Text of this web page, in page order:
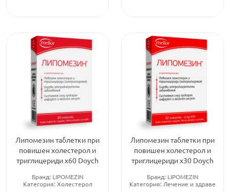
Липомезин таблетки при
повишен холестерол и
триглицериди х60 Doych
Бранд: LIPOMEZIN
Категория: Холестерол
Липомезин таблетки при
повишен холестерол и
триглицериди х30 Doych
Бранд: LIPOMEZIN
Категория: Лечение и здраве